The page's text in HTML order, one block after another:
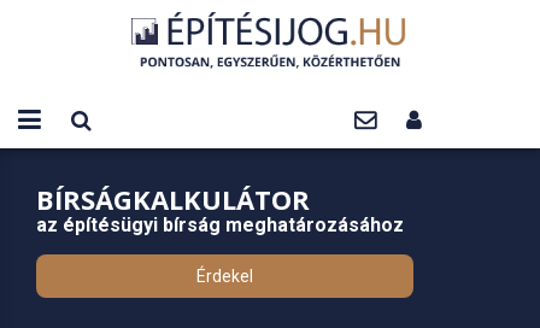
BÍRSÁGKALKULÁTOR
az építésügyi bírság meghatározásához
Érdekel